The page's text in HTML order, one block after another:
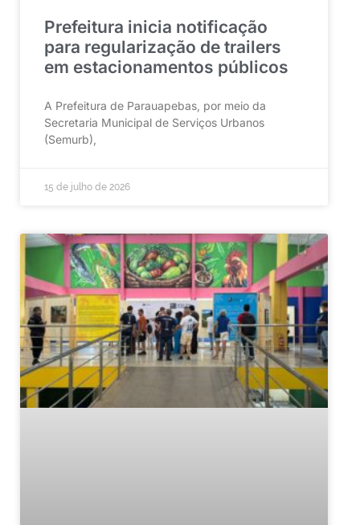
Prefeitura inicia notificação
para regularização de trailers
em estacionamentos públicos
A Prefeitura de Parauapebas, por meio da
Secretaria Municipal de Serviços Urbanos
(Semurb),
15 de julho de 2026